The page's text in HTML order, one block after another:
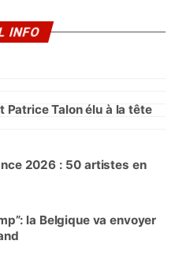
INFO
Patrice Talon élu à la tête
2026 : 50 artistes en
la Belgique va envoyer